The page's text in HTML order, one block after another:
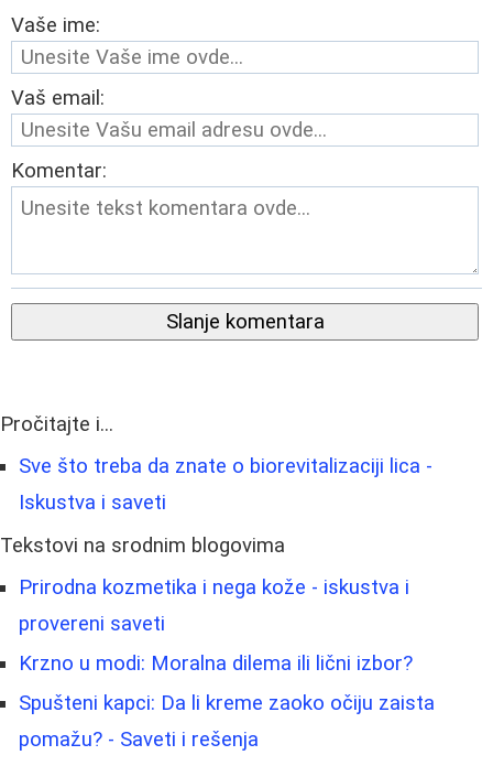
Vaše ime:
Vaš email:
Komentar:
Slanje komentara
Pročitajte i...
Sve što treba da znate o biorevitalizaciji lica -
Iskustva i saveti
Tekstovi na srodnim blogovima
Prirodna kozmetika i nega kože - iskustva i
provereni saveti
Krzno u modi: Moralna dilema ili lični izbor?
Spušteni kapci: Da li kreme zaoko očiju zaista
pomažu? - Saveti i rešenja